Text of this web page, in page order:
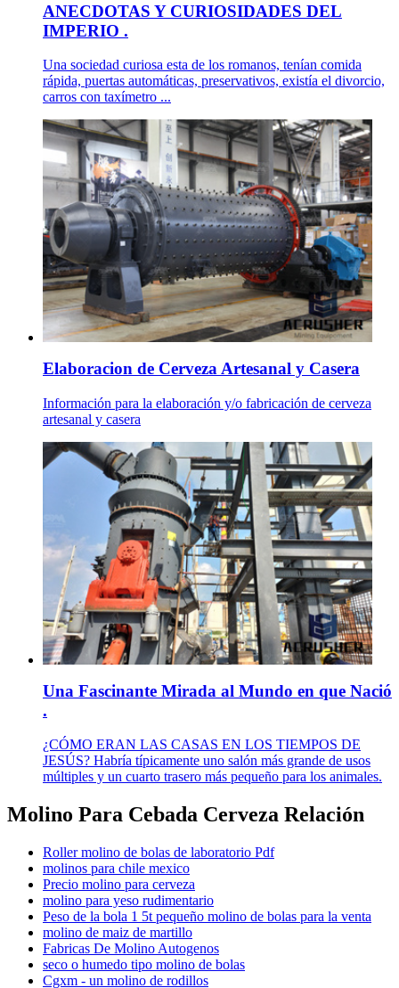
ANECDOTAS Y CURIOSIDADES DEL
IMPERIO .
Una sociedad curiosa esta de los romanos, tenían comida
rápida, puertas automáticas, preservativos, existía el divorcio,
carros con taxímetro ...
Elaboracion de Cerveza Artesanal y Casera
Información para la elaboración y/o fabricación de cerveza
artesanal y casera
Una Fascinante Mirada al Mundo en que Nació
.
¿CÓMO ERAN LAS CASAS EN LOS TIEMPOS DE
JESÚS? Habría típicamente uno salón más grande de usos
múltiples y un cuarto trasero más pequeño para los animales.
Molino Para Cebada Cerveza Relación
Roller molino de bolas de laboratorio Pdf
molinos para chile mexico
Precio molino para cerveza
molino para yeso rudimentario
Peso de la bola 1 5t pequeño molino de bolas para la venta
molino de maiz de martillo
Fabricas De Molino Autogenos
seco o humedo tipo molino de bolas
Cgxm - un molino de rodillos